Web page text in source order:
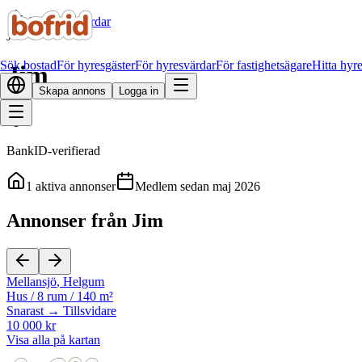
Sök bostadFör hyresgästerFör hyresvärdarFör fastighetsägareHitta
Skapa annons Logga in
Alla hyresvärdar
J
Jim
BankID-verifierad
1 aktiva annonser Medlem sedan maj 2026
Annonser från Jim
Mellansjö, Helgum
Hus /8 rum / 140 m²
Snarast → Tillsvidare
10 000 kr
Visa alla på kartan